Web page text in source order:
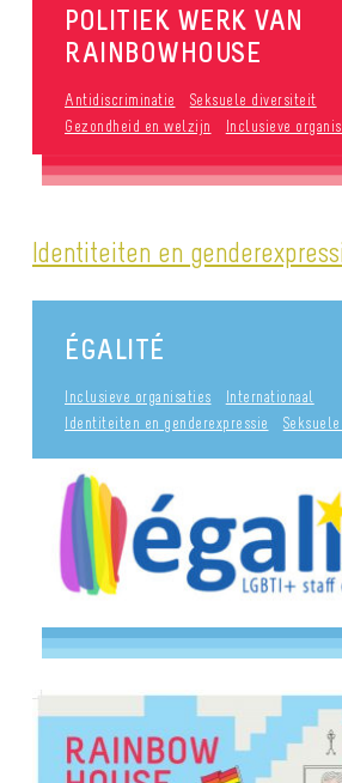
POLITIEK WERK VAN
RAINBOWHOUSE
Antidiscriminatie
Seksuele diversiteit
Gezondheid en welzijn
Inclusieve
Identiteiten en
ÉGALITÉ
Inclusieve organisaties
Internationaal
Identiteiten en genderexpressie